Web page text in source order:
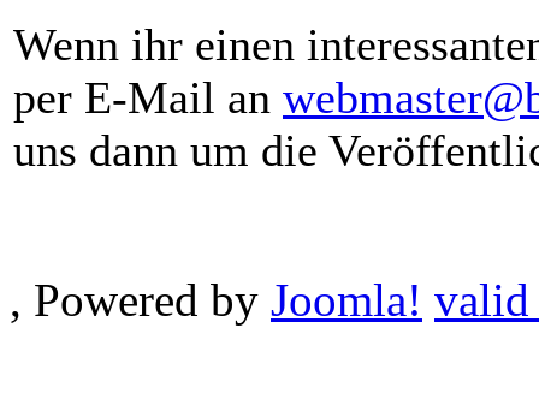
Wenn ihr einen
per E-Mail an
uns dann um die
, Powered by Joomla!